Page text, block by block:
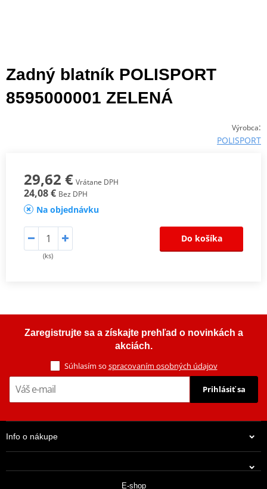
Zadný blatník POLISPORT
8595000001 ZELENÁ
Výrobca:
POLISPORT
29,62 € Vrátane DPH
24,08 € Bez DPH
Na objednávku
(ks)
Do košíka
Zaregistrujte sa a získajte prehľad o novinkách a
akciách.
Súhlasím so spracovaním osobných údajov
Prihlásiť sa
Info o nákupe
E-shop